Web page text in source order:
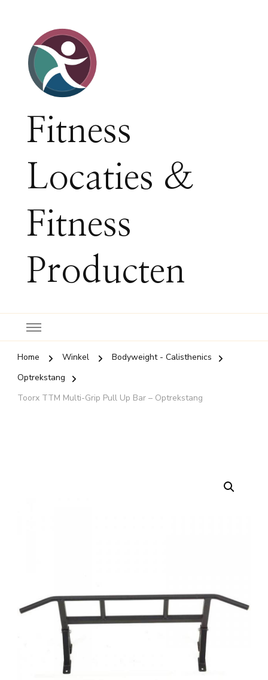
Fitness
Locaties &
Fitness
Producten
Home Winkel
Bodyweight - Calisthenics
Optrekstang
Toorx TTM Multi-Grip Pull Up Bar – Optrekstang